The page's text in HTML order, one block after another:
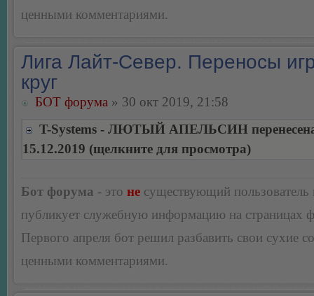
ценными комментариями.
Лига Лайт-Север. Переносы
круг
БОТ форума » 30 окт 2019, 21:58
T-Systems - ЛЮТЫЙ АПЕЛЬСИН
15.12.2019 (щелкните для просмотра)
Бот форума - это не существующий пользователь
публикует служебную информацию на страницах
Первого апреля бот решил разбавить свои сухие
ценными комментариями.